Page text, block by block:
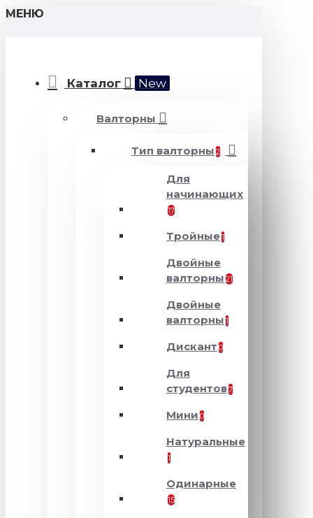
МЕНЮ
Каталог New
Валторны
Тип валторны 2
Для
начинающих
17
Тройные1
Двойные
валторны 21
Двойные
валторны 1
Дискант 0
Для
студентов7
Мини 0
Натуральные
1
Одинарные
15